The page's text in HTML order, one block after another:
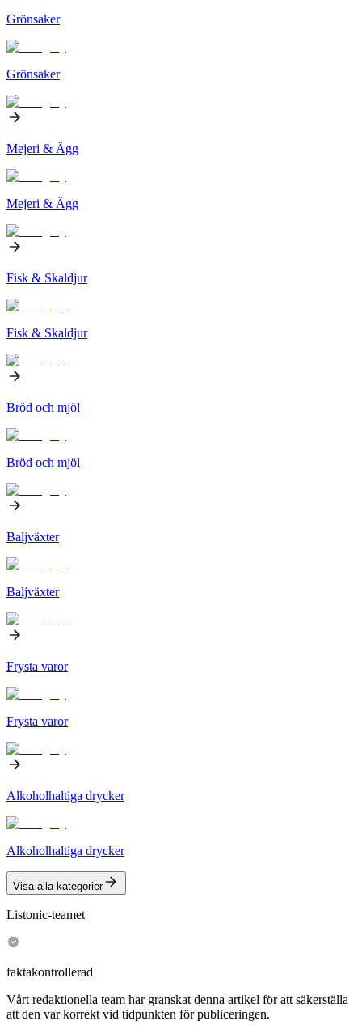
Grönsaker
Grönsaker
Mejeri & Ägg
Mejeri & Ägg
Fisk & Skaldjur
Fisk & Skaldjur
Bröd och mjöl
Bröd och mjöl
Baljväxter
Baljväxter
Frysta varor
Frysta varor
Alkoholhaltiga drycker
Alkoholhaltiga drycker
Visa alla kategorier
Listonic-teamet
faktakontrollerad
Vårt redaktionella team har granskat denna artikel för att säkerställa
att den var korrekt vid tidpunkten för publiceringen.